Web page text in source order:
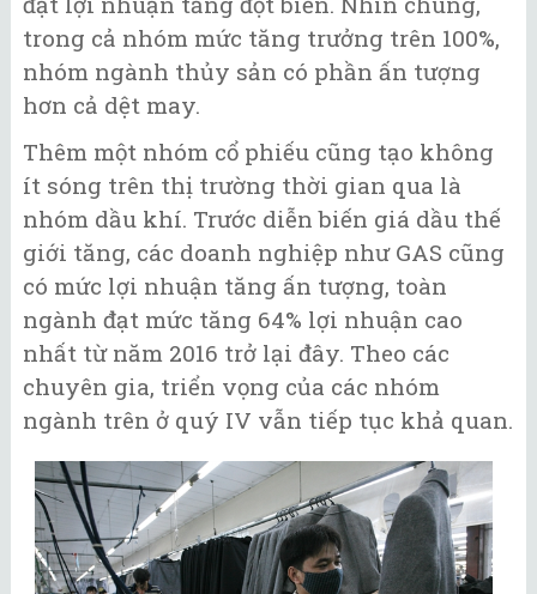
trong cả nhóm mức tăng trưởng trên 100%,
nhóm ngành thủy sản có phần ấn tượng
hơn cả dệt may.
Thêm một nhóm cổ phiếu cũng tạo không
ít sóng trên thị trường thời gian qua là
nhóm dầu khí. Trước diễn biến giá dầu thế
giới tăng, các doanh nghiệp như GAS cũng
có mức lợi nhuận tăng ấn tượng, toàn
ngành đạt mức tăng 64% lợi nhuận cao
nhất từ năm 2016 trở lại đây. Theo các
chuyên gia, triển vọng của các nhóm
ngành trên ở quý IV vẫn tiếp tục khả quan.